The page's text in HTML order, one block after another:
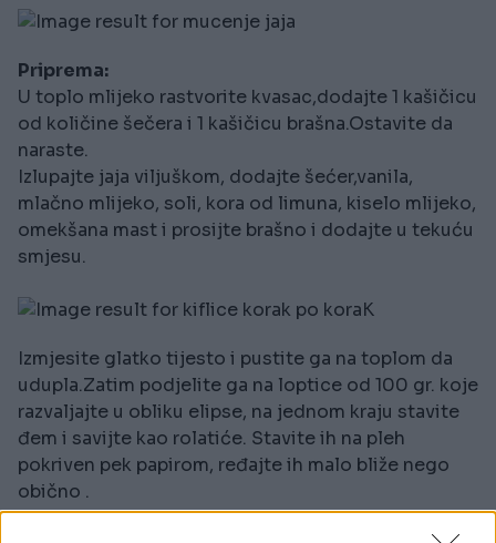
Priprema:
U toplo mlijeko rastvorite kvasac,dodajte 1 kašičicu
od količine šečera i 1 kašičicu brašna.Ostavite da
naraste.
Izlupajte jaja viljuškom, dodajte šećer,vanila,
mlačno mlijeko, soli, kora od limuna, kiselo mlijeko,
omekšana mast i prosijte brašno i dodajte u tekuću
smjesu.
Izmjesite glatko tijesto i pustite ga na toplom da
udupla.Zatim podjelite ga na loptice od 100 gr. koje
razvaljajte u obliku elipse, na jednom kraju stavite
đem i savijte kao rolatiće. Stavite ih na pleh
pokriven pek papirom, ređajte ih malo bliže nego
obično .